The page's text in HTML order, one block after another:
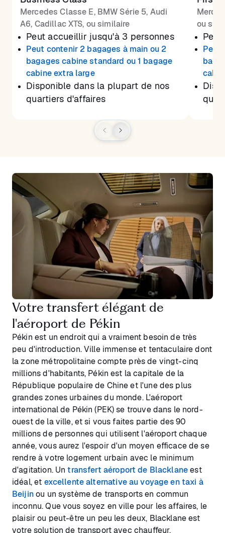
Mercedes Classe E, BMW Série 5, Audi
A6, Cadillac XTS, ou similaire
Peut accueillir jusqu'à 3 personnes
Peut contenir 2 bagages à main ou 2
bagages cabine standard ou 1 bagage
cabine extra large
Disponible dans la plupart de nos
quartiers d'affaires
ou
Peut
Votre transfert élégant de
l'aéroport de Pékin
Pékin est un endroit qui a vraiment besoin de très
peu d'introduction. Ville immense et tentaculaire dont
la zone métropolitaine compte près de vingt-cinq
millions d'habitants, Pékin est la capitale de la
République populaire de Chine et l'une des plus
grandes zones urbaines du monde. L'aéroport
international de Pékin (PEK) se trouve dans le nord-
ouest de la ville, et si vous faites partie des 90
millions de personnes qui utilisent l'aéroport chaque
année, vous aurez l'espoir d'un moyen efficace de se
rendre à votre logement urbain avec le minimum
d'agitation. Untransfert aéroport de Blacklaneest
idéal, et excellente alternative au voyage en taxi à
Beijinou un système de transports en commun
inconnu. Que vous soyez en ville pour les affaires, le
plaisir ou peut-être un peu les deux, Blacklane est
votre solution de transport avec chauffeur.